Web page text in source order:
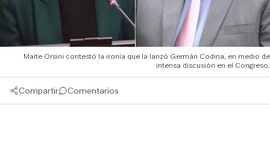
Maite Orsini contestó la ironía que la lanzó Germán Codina, en medio de
intensa discusión en el Congreso.
Compartir Comentarios